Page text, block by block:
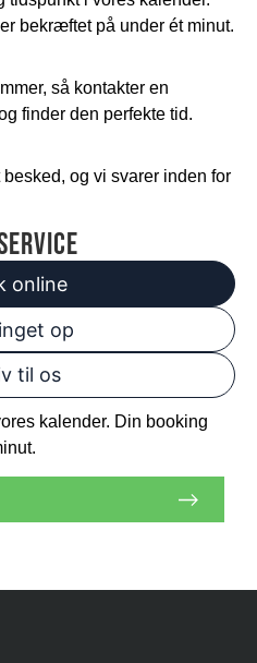
bekræftet på under ét minut.
så kontakter en
finder den perfekte tid.
besked, og vi svarer inden for
online
op
til os
kalender. Din booking